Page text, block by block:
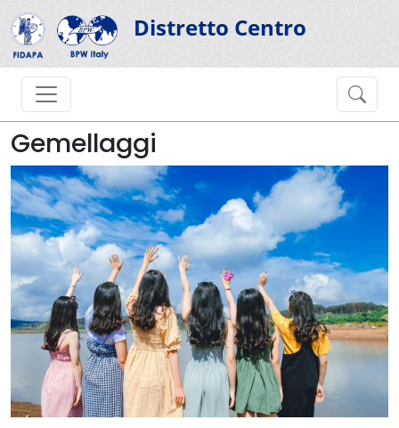
Distretto Centro
Gemellaggi